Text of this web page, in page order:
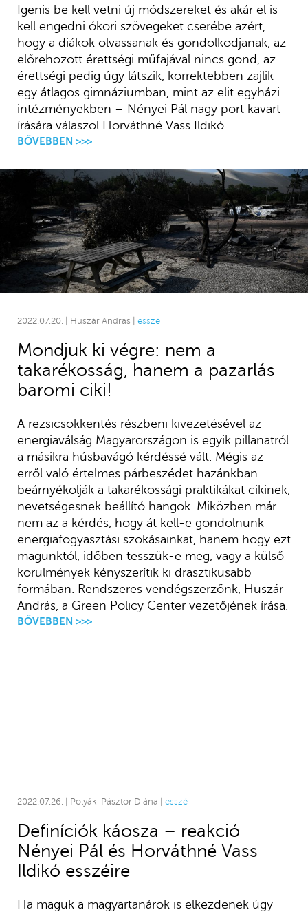
2022.07.26. | Polyák-Pásztor Diána | esszé
Definíciók káosza – reakció
Nényei Pál és Horváthné Vass
Ildikó esszéire
Ha maguk a magyartanárok is elkezdenek úgy
2022.07.20. | Huszár András | esszé
Mondjuk ki végre: nem a
takarékosság, hanem a pazarlás
baromi ciki!
A rezsicsökkentés részbeni kivezetésével az
energiaválság Magyarországon is egyik pillanatról
a másikra húsbavágó kérdéssé vált. Mégis az
erről való értelmes párbeszédet hazánkban
beárnyékolják a takarékossági praktikákat cikinek,
nevetségesnek beállító hangok. Miközben már
nem az a kérdés, hogy át kell-e gondolnunk
energiafogyasztási szokásainkat, hanem hogy ezt
magunktól, időben tesszük-e meg, vagy a külső
körülmények kényszerítik ki drasztikusabb
formában. Rendszeres vendégszerzőnk, Huszár
András, a Green Policy Center vezetőjének írása.
BŐVEBBEN >>>
Igenis be kell vetni új módszereket és akár el is
kell engedni ókori szövegeket cserébe azért,
hogy a diákok olvassanak és gondolkodjanak, az
előrehozott érettségi műfajával nincs gond, az
érettségi pedig úgy látszik, korrektebben zajlik
egy átlagos gimnáziumban, mint az elit egyházi
intézményekben – Nényei Pál nagy port kavart
írására válaszol Horváthné Vass Ildikó.
BŐVEBBEN >>>